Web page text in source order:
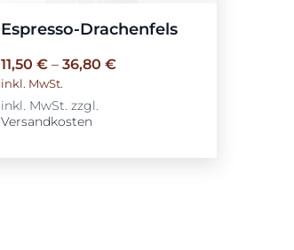
Espresso-Drachenfels
11,50 €– 36,80 €
inkl. MwSt.
inkl. MwSt. zzgl.
Versandkosten